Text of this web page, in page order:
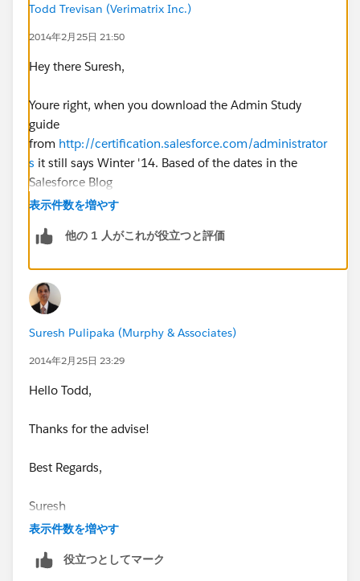
Todd Trevisan (Verimatrix Inc.)
2014年2月25日 21:50
Hey there Suresh,
Youre right, when you download the Admin Study
guide
from http://certification.salesforce.com/administrator
s it still says Winter '14. Based of the dates in the
Salesforce Blog
posthttp://blogs.salesforce.com/company/2014/01/
March is when they would change the test.
A few things to note though, most of the admin test
will not change from Winter '14 to Spring '14 as most
of the matrial is the same. You could look over some
of the new Spring '14 features as extra precaution.
表示件数を増やす
他の 1 人がこれが役立つと評価
Suresh Pulipaka (Murphy & Associates)
2014年2月25日 23:29
Hello Todd,
Thanks for the advise!
Best Regards,
Suresh
表示件数を増やす
役立つとしてマーク